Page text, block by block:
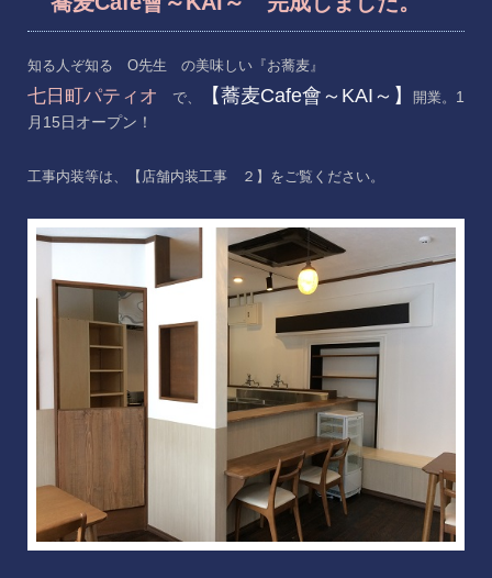
知る人ぞ知る O先生 の美味しい『お蕎麦』
七日町パティオ で、 【蕎麦Cafe會～KAI～】 開業。 1
月15日オープン！
工事内装等は、【店舗内装工事 ２】をご覧ください。